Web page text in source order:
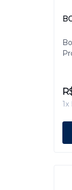
1x